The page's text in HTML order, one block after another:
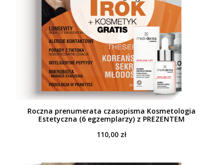
Roczna prenumerata czasopisma Kosmetologia
Estetyczna (6 egzemplarzy) z PREZENTEM
110,00 zł